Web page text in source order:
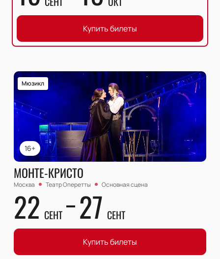
Купить билеты
16+
Мюзикл
МОНТЕ-КРИСТО
Москва Театр Оперетты Основная сцена
22 СЕНТ 27 СЕНТ
Купить билеты